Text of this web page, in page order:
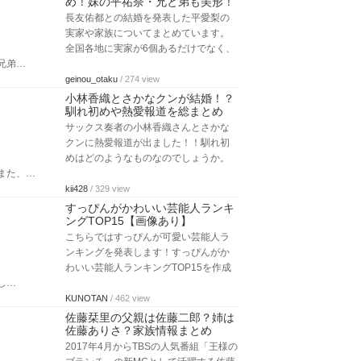
長友佑都との結婚を発表した平愛梨の
実家や家族についてまとめています。
全国各地に実家が6個あるだけでなく、
弟…
geinou_otaku / 274 view
小林香織とさかなクンが結婚！？
馴れ初めや熱愛報道を総まとめ
サックス奏者の小林香織さんとさかな
クンに熱愛報道が出ました！！馴れ初
めはどのようなものなのでしょうか。
た、…
kii428 / 329 view
すっぴんがかわいい芸能人ランキ
ングTOP15【画像あり】
こちらではすっぴんが可愛い芸能人ラ
ンキングを発表します！すっぴんがか
わいい芸能人ランキングTOP15を作成
…
KUNOTAN / 462 view
佐藤栞里の父親は佐藤二郎？姉は
佐藤ありさ？家族情報まとめ
2017年4月からTBSの人気番組「王様の